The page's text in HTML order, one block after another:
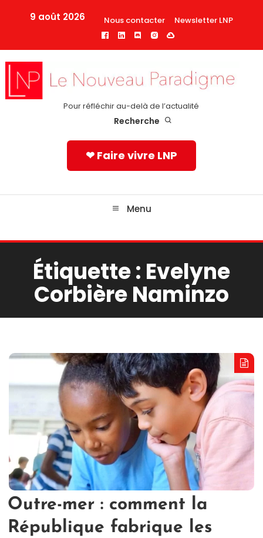
9 août 2026 Nous contacter Newsletter LNP
Pour réfléchir au-delà de l’actualité
Recherche
❤ Faire vivre LNP
Menu
Étiquette : Evelyne
Corbière Naminzo
Outre-mer : comment la
République fabrique les